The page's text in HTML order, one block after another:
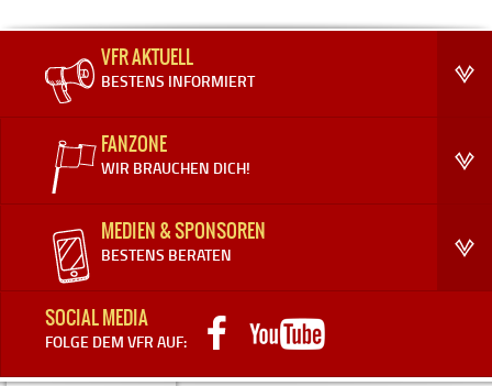
VFR AKTUELL
BESTENS INFORMIERT
FANZONE
WIR BRAUCHEN DICH!
MEDIEN & SPONSOREN
BESTENS BERATEN
SOCIAL MEDIA
FOLGE DEM VFR AUF: